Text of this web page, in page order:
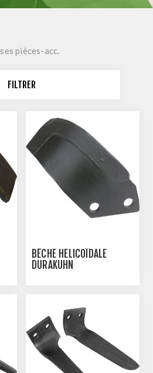
pièces-acc.
FILTRER
BÊCHE HÉLICOÏDALE
DURAKUHN